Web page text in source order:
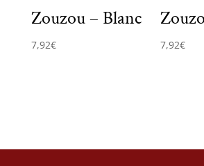
Zouzou – Blanc
7,92€ 7,92€